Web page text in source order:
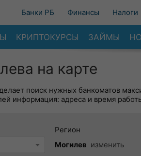
Банки РБ Финансы Налоги
КРИПТОКУРСЫ ЗАЙМЫ
на карте
поиск нужных банкоматов
информация: адреса и время
Регион
Могилев изменить